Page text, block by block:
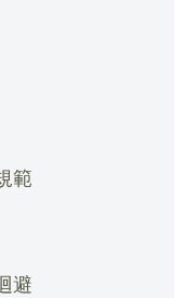
範
避